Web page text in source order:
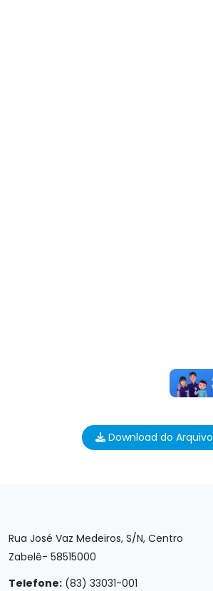
Download do Arquivo
Rua José Vaz Medeiros, S/N, Centro
Zabelê- 58515000
Telefone: (83) 33031-001